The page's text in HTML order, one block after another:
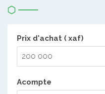
Prix d'achat ( xaf)
Acompte